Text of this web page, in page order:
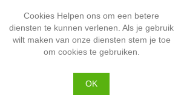
compleet zijn.
en zijn 23cm groot
Cookies Helpen ons om een betere
diensten te kunnen verlenen. Als je gebruik
wilt maken van onze diensten stem je toe
om cookies te gebruiken.
OK